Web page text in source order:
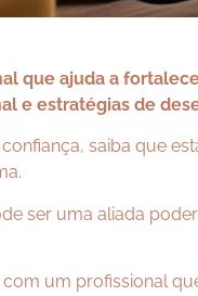
que ajuda a
e estratégias de
saiba que
ser uma aliada
um profissional